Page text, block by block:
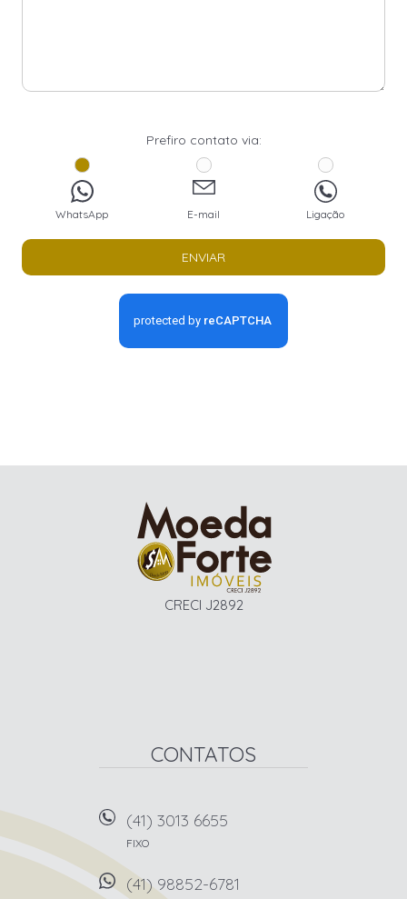
Prefiro contato via:
WhatsApp E-mail Ligação
ENVIAR
CRECI J2892
CONTATOS
(41) 3013 6655
FIXO
(41) 98852-6781